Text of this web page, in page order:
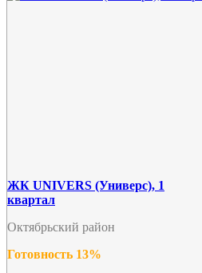
ЖК UNIVERS (Универс), 1
квартал
Октябрьский район
Готовность 13%